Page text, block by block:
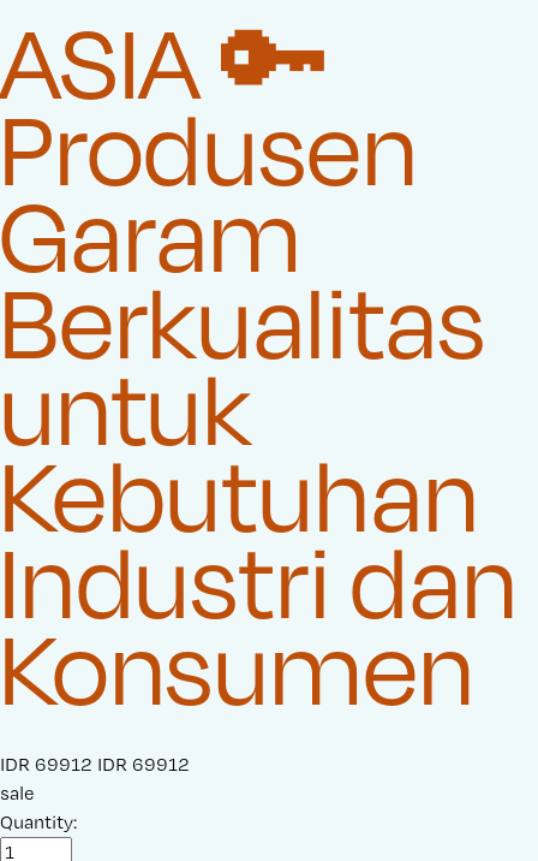
ASIA 🔑
Produsen
Garam
Berkualitas
untuk
Kebutuhan
Industri dan
Konsumen
S
a
l
e
IDR 69912 O
IDR 69912
sale
Quantity: